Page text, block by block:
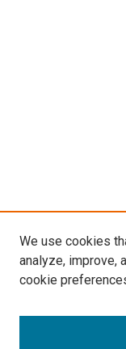
We use cookies
analyze, improve,
cookie